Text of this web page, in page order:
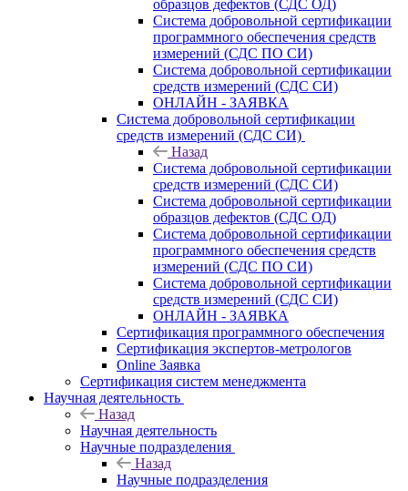
образцов дефектов (СДС ОД)
Система добровольной сертификации
программного обеспечения средств
измерений (СДС ПО СИ)
Система добровольной сертификации
средств измерений (СДС СИ)
ОНЛАЙН - ЗАЯВКА
Система добровольной сертификации
средств измерений (СДС СИ)
Назад
Система добровольной сертификации
средств измерений (СДС СИ)
Система добровольной сертификации
образцов дефектов (СДС ОД)
Система добровольной сертификации
программного обеспечения средств
измерений (СДС ПО СИ)
Система добровольной сертификации
средств измерений (СДС СИ)
ОНЛАЙН - ЗАЯВКА
Сертификация программного обеспечения
Сертификация экспертов-метрологов
Online Заявка
Сертификация систем менеджмента
Научная деятельность
Назад
Научная деятельность
Научные подразделения
Назад
Научные подразделения